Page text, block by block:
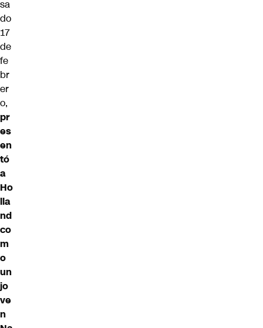
sa
do
17
de
fe
br
er
o,
pr
es
en
tó
a
Ho
lla
nd
co
m
o
un
jo
ve
n